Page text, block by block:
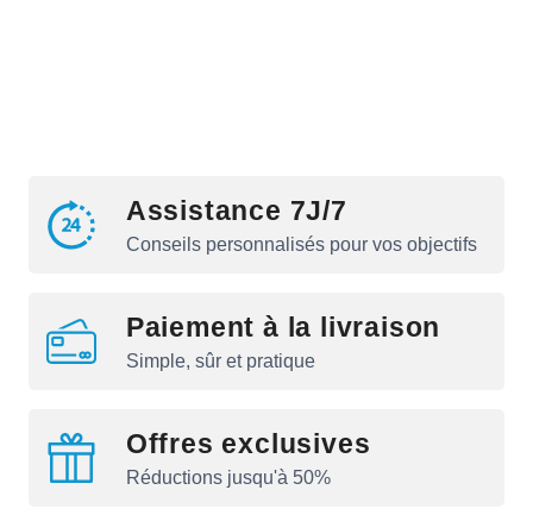
Assistance 7J/7
Conseils personnalisés pour vos objectifs
Paiement à la livraison
Simple, sûr et pratique
Offres exclusives
Réductions jusqu'à 50%